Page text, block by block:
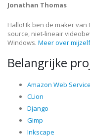
Jonathan Thomas
Hallo! Ik ben de maker
source, niet-lineair
Windows. Meer over
Belangrijke
Amazon Web
CLion
Django
Gimp
Inkscape